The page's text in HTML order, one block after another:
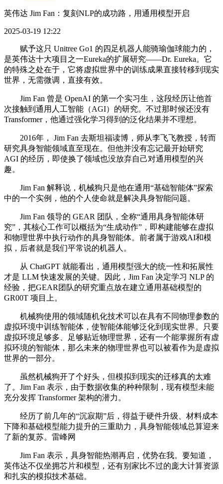
英伟达 Jim Fan：复刻NLP的成功路，用通用模型开启
2025-03-19 12:22
赋予这只 Unitree Go1 的四足机器人能骑瑜伽球能力的，
是英伟达十大项目之一Eureka的扩展研究——Dr. Eureka。它
的特殊之处在于，它将虚拟世界中的训练成果直接转移到现实
世界，无需微调，直接有效。
Jim Fan 曾是 OpenAI 的第一个实习生，这段经历让他首
次接触到通用人工智能（AGI）的研究。不过那时候还没有
Transformer，他通过强化学习得到的泛化结果并不理想。
2016年， Jim Fan 去斯坦福读博，师从李飞飞教授，转而
研究具身智能领域直至现在。但他并没有忘记最开始研究
AGI 的经历，即使换了领域也没放弃自己对通用模型的兴
趣。
Jim Fan 解释说，机械狗只是他在通用“基础智能体”探索
中的一个实例，他的个人使命就是解决具身智能问题。
Jim Fan 领导的 GEAR 团队，全称“通用具身智能体研
究”，其核心工作可以概括为“生成动作”，即构建能够在虚拟
和物理世界中执行动作的具身智能体。前者属于游戏AI和模
拟，后者就是我们平常说的机器人。
从 ChatGPT 就能看出，通用模型强大的统一性和拓展性
才是 LLM 快速发展的关键。因此，Jim Fan 决定学习 NLP 的
经验，把GEAR团队的研究重点放在建立通用基础模型的
GR00T 项目上。
机械狗使用的领域随机化技术可以在具有不同物理参数的
虚拟环境中训练智能体，使智能体能够泛化到现实世界。只要
虚拟环境足够多、足够贴近物理世界，还有一个能掌握所有虚
拟环境的智能体，那么未来的物理世界也可以被看作为是虚拟
世界的一部分。
虽然机械狗开了个好头，但模拟到现实的迁移真的太难
了。Jim Fan 表示，由于数据收集的种种限制，现有模型未能
充分发挥 Transformer 架构的潜力。
经历了前几年的“沉寂期”后，得益于硬件升级、材料成本
下降和基础模型能力提升的三重助力，具身智能领域总算迎来
了新的复苏。雷峰网
Jim Fan 表示，具身智能热潮再启，优势在我。要知道，
英伟达不仅坐拥芯片和模型，还有别家比不过的庞大计算资源
和扎实的模拟技术基础。